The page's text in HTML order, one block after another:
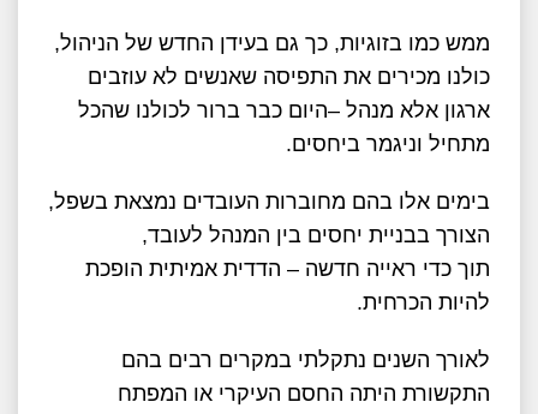
ממש כמו בזוגיות, כך גם בעידן החדש של הניהול,
כולנו מכירים את התפיסה שאנשים לא עוזבים
ארגון אלא מנהל –היום כבר ברור לכולנו שהכל
מתחיל וניגמר ביחסים.
בימים אלו בהם מחוברות העובדים נמצאת בשפל,
הצורך בבניית יחסים בין המנהל לעובד,
תוך כדי ראייה חדשה – הדדית אמיתית הופכת
להיות הכרחית.
לאורך השנים נתקלתי במקרים רבים בהם
התקשורת היתה החסם העיקרי או המפתח